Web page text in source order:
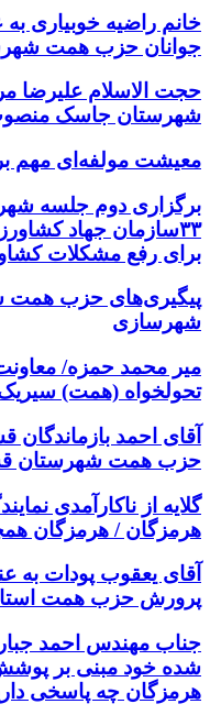
خانم راضیه خوبیاری
جوانان حزب همت
حجت الاسلام علیرضا
شهرستان جاسک
معیشت مولفه‌ای مهم
برگزاری دوم جلسه
۳۳سازمان جهاد
برای رفع مشکلات
پیگیری‌های حزب همت
شهرسازی
میر محمد حمزه/
تحولخواه (همت)
آقای احمد
حزب همت شهرستان
گلایه از ناکارآمدی
هرمزگان / هرمزگان
آقای یعقوب پودات به
پرورش حزب همت
جناب مهندس احمد
شده خود مبنی بر
هرمزگان چه پاسخی